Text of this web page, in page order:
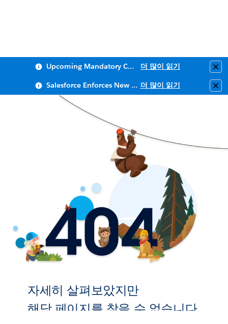
Upcoming Mandatory Changes to Public Key Infrastructure (PKI) 더 많이 읽기
Salesforce Enforces New Security Requirements in Summer 2026 더 많이 읽기
자세히 살펴보았지만
해당 페이지를 찾을 수 없습니다.